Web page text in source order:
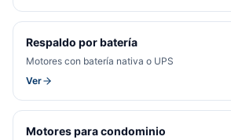
Respaldo por batería
Motores con batería nativa o UPS
Ver
Motores para condominio